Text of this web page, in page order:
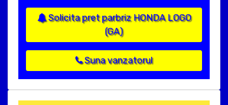
Solicita pret parbriz HONDA LOGO
(GA)
Suna vanzatorul